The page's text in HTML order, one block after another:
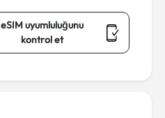
eSIM uyumluluğunu
kontrol et